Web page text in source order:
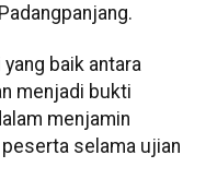
baik antara
menjadi bukti
menjamin
selama ujian